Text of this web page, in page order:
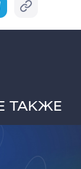
ТАКЖЕ